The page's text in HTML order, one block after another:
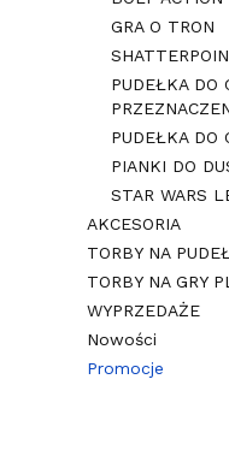
GRA O TRON
PUDEŁKA DO
PUDEŁKA DO
PIANKI DO
STAR WARS
AKCESORIA
TORBY NA
TORBY NA GRY
WYPRZEDAŻE
Nowości
Promocje